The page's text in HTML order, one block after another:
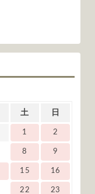
土 日
1 2
8 9
15 16
22 23